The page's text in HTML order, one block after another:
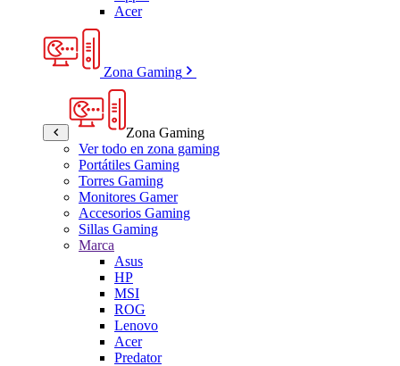
Acer
Zona Gaming
Zona Gaming
Ver todo en zona gaming
Portátiles Gaming
Torres Gaming
Monitores Gamer
Accesorios Gaming
Sillas Gaming
Marca
Asus
HP
MSI
ROG
Lenovo
Acer
Predator